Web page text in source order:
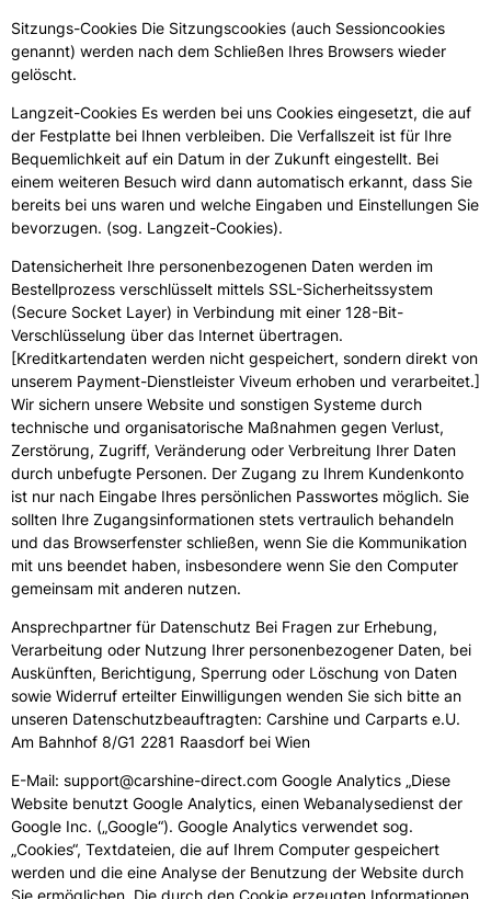
Sitzungs-Cookies Die Sitzungscookies (auch Sessioncookies
genannt) werden nach dem Schließen Ihres Browsers wieder
gelöscht.
Langzeit-Cookies Es werden bei uns Cookies eingesetzt, die auf
der Festplatte bei Ihnen verbleiben. Die Verfallszeit ist für Ihre
Bequemlichkeit auf ein Datum in der Zukunft eingestellt. Bei
einem weiteren Besuch wird dann automatisch erkannt, dass Sie
bereits bei uns waren und welche Eingaben und Einstellungen Sie
bevorzugen. (sog. Langzeit-Cookies).
Datensicherheit Ihre personenbezogenen Daten werden im
Bestellprozess verschlüsselt mittels SSL-Sicherheitssystem
(Secure Socket Layer) in Verbindung mit einer 128-Bit-
Verschlüsselung über das Internet übertragen.
[Kreditkartendaten werden nicht gespeichert, sondern direkt von
unserem Payment-Dienstleister Viveum erhoben und verarbeitet.]
Wir sichern unsere Website und sonstigen Systeme durch
technische und organisatorische Maßnahmen gegen Verlust,
Zerstörung, Zugriff, Veränderung oder Verbreitung Ihrer Daten
durch unbefugte Personen. Der Zugang zu Ihrem Kundenkonto
ist nur nach Eingabe Ihres persönlichen Passwortes möglich. Sie
sollten Ihre Zugangsinformationen stets vertraulich behandeln
und das Browserfenster schließen, wenn Sie die Kommunikation
mit uns beendet haben, insbesondere wenn Sie den Computer
gemeinsam mit anderen nutzen.
Ansprechpartner für Datenschutz Bei Fragen zur Erhebung,
Verarbeitung oder Nutzung Ihrer personenbezogener Daten, bei
Auskünften, Berichtigung, Sperrung oder Löschung von Daten
sowie Widerruf erteilter Einwilligungen wenden Sie sich bitte an
unseren Datenschutzbeauftragten: Carshine und Carparts e.U.
Am Bahnhof 8/G1 2281 Raasdorf bei Wien
E-Mail: support@carshine-direct.com Google Analytics „Diese
Website benutzt Google Analytics, einen Webanalysedienst der
Google Inc. („Google“). Google Analytics verwendet sog.
„Cookies“, Textdateien, die auf Ihrem Computer gespeichert
werden und die eine Analyse der Benutzung der Website durch
Sie ermöglichen. Die durch den Cookie erzeugten Informationen